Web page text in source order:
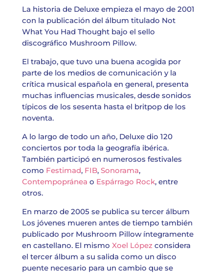
La historia de Deluxe empieza el mayo de 2001
con la publicación del álbum titulado Not
What You Had Thought bajo el sello
discográfico Mushroom Pillow.
El trabajo, que tuvo una buena acogida por
parte de los medios de comunicación y la
crítica musical española en general, presenta
muchas influencias musicales, desde sonidos
típicos de los sesenta hasta el britpop de los
noventa.
A lo largo de todo un año, Deluxe dio 120
conciertos por toda la geografía ibérica.
También participó en numerosos festivales
como Festimad, FIB, Sonorama,
Contempopránea o Espárrago Rock, entre
otros.
En marzo de 2005 se publica su tercer álbum
Los jóvenes mueren antes de tiempo también
publicado por Mushroom Pillow íntegramente
en castellano. El mismo Xoel Lópezconsidera
el tercer álbum a su salida como un disco
puente ​necesario para un cambio que se